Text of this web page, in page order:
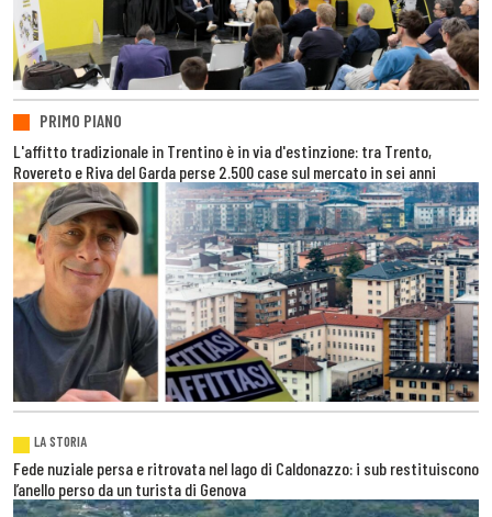
PRIMO PIANO
L'affitto tradizionale in Trentino è in via d'estinzione: tra Trento,
Rovereto e Riva del Garda perse 2.500 case sul mercato in sei anni
LA STORIA
Fede nuziale persa e ritrovata nel lago di Caldonazzo: i sub restituiscono
l’anello perso da un turista di Genova